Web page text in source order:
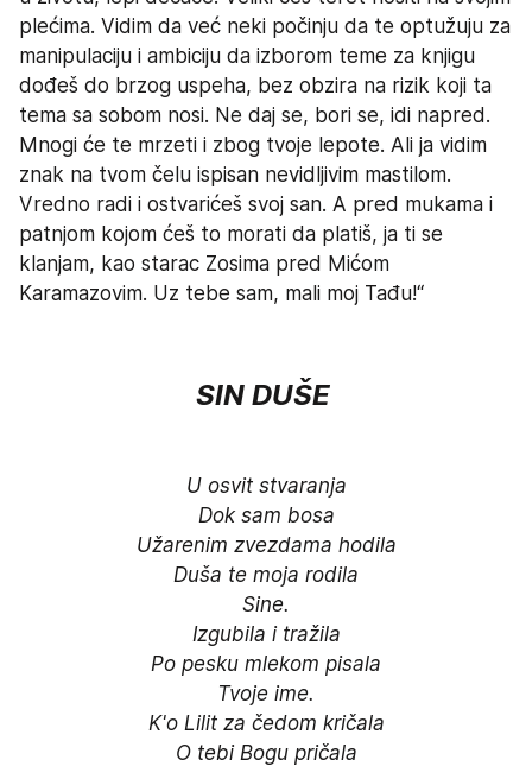
plećima. Vidim da već neki počinju da te optužuju za
manipulaciju i ambiciju da izborom teme za knjigu
dođeš do brzog uspeha, bez obzira na rizik koji ta
tema sa sobom nosi. Ne daj se, bori se, idi napred.
Mnogi će te mrzeti i zbog tvoje lepote. Ali ja vidim
znak na tvom čelu ispisan nevidljivim mastilom.
Vredno radi i ostvarićeš svoj san. A pred mukama i
patnjom kojom ćeš to morati da platiš, ja ti se
klanjam, kao starac Zosima pred Mićom
Karamazovim. Uz tebe sam, mali moj Tađu!“
SIN DUŠE
U osvit stvaranja
Dok sam bosa
Užarenim zvezdama hodila
Duša te moja rodila
Sine.
Izgubila i tražila
Po pesku mlekom pisala
Tvoje ime.
K'o Lilit za čedom kričala
O tebi Bogu pričala